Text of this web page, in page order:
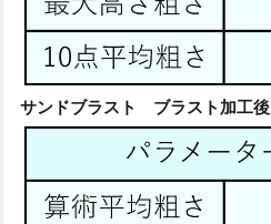
サンドブラスト ブラスト加工後